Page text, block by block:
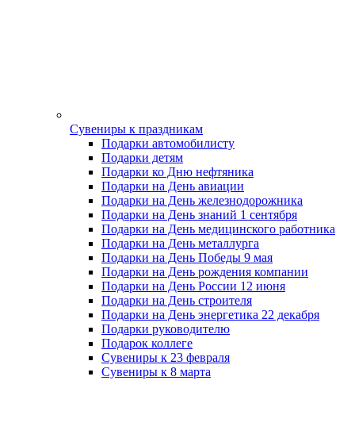
Сувениры к праздникам
Подарки автомобилисту
Подарки детям
Подарки ко Дню нефтяника
Подарки на День авиации
Подарки на День железнодорожника
Подарки на День знаний 1 сентября
Подарки на День медицинского работника
Подарки на День металлурга
Подарки на День Победы 9 мая
Подарки на День рождения компании
Подарки на День России 12 июня
Подарки на День строителя
Подарки на День энергетика 22 декабря
Подарки руководителю
Подарок коллеге
Сувениры к 23 февраля
Сувениры к 8 марта